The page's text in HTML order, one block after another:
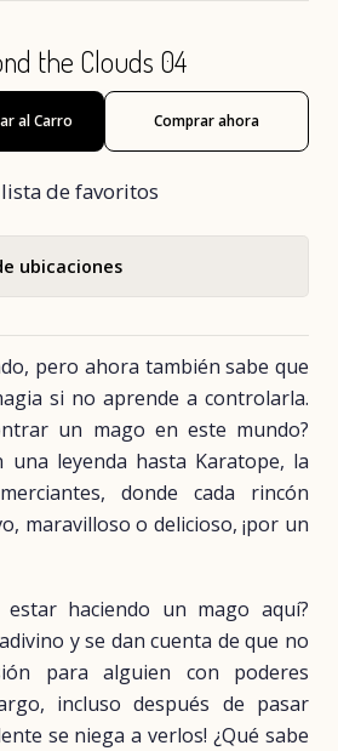
the Clouds 04
al Carro Comprar ahora
de favoritos
ubicaciones
pero ahora también sabe que
si no aprende a controlarla.
un mago en este mundo?
leyenda hasta Karatope, la
donde cada rincón
maravilloso o delicioso, ¡por un
haciendo un mago aquí?
y se dan cuenta de que no
para alguien con poderes
incluso después de pasar
se niega a verlos! ¿Qué sabe